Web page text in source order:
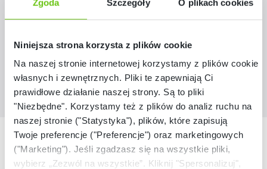
Zgoda Szczegóły O plikach cookies
Niniejsza strona korzysta z plików cookie
Na naszej stronie internetowej korzystamy z plików cookie:
własnych i zewnętrznych. Pliki te zapewniają Ci
prawidłowe działanie naszej strony. Są to pliki
"Niezbędne". Korzystamy też z plików do analiz ruchu na
naszej stronie ("Statystyka"), plików, które zapisują
Twoje preferencje ("Preferencje") oraz marketingowych
("Marketing"). Jeśli zgadzasz się na wszystkie pliki,
wybierz „Zezwól na wszystkie”. Kliknij "Spersonalizuj",
Nasze marki